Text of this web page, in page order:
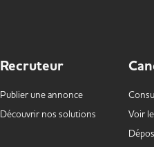
Recruteur
Publier une annonce
Découvrir nos solutions
Voir